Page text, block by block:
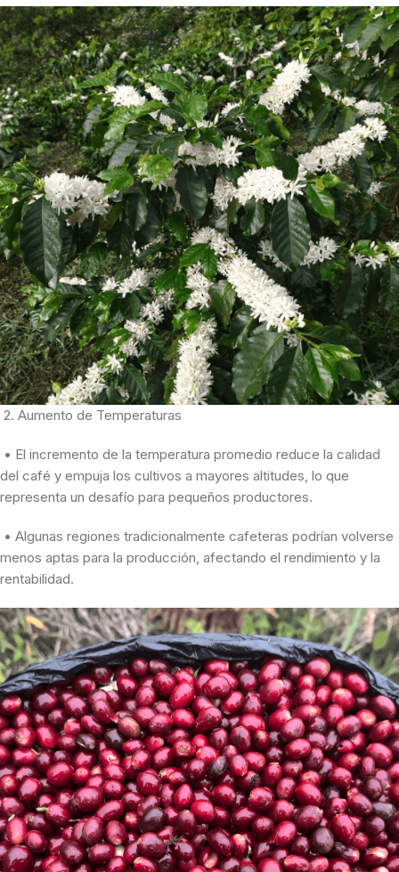
2. Aumento de Temperaturas
• El incremento de la temperatura promedio reduce la calidad
del café y empuja los cultivos a mayores altitudes, lo que
representa un desafío para pequeños productores.
• Algunas regiones tradicionalmente cafeteras podrían volverse
menos aptas para la producción, afectando el rendimiento y la
rentabilidad.